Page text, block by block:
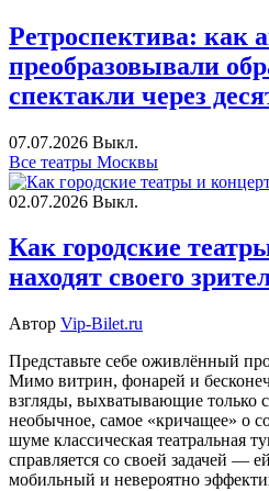
Ретроспектива: как
преобразовывали
спектакли через
07.07.2026 Выкл.
Все театры Москвы
02.07.2026 Выкл.
Как городские
находят своего
Автор Vip-Bilet.ru
Представьте себе оживлённый
Мимо витрин, фонарей и
взгляды, выхватывающие только
необычное, самое «кричащее» о
шуме классическая театральная
справляется со своей задачей —
мобильный и невероятно